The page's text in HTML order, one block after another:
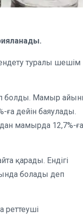
туралы шешім
болды. Мамыр
дейін баяулады.
мамырда 12,7%-ға
қарады. Ендігі
болады деп
реттеуші